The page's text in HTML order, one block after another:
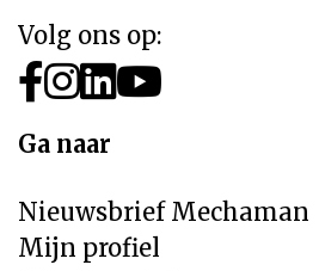
Volg ons op:
Ga naar
Nieuwsbrief Mechaman
Mijn profiel